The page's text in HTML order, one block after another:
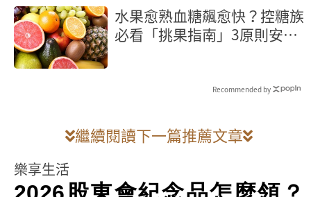
水果愈熟血糖飆愈快？控糖族
必看「挑果指南」3原則安心
Recommended by
繼續閱讀下一篇推薦文章
樂享生活